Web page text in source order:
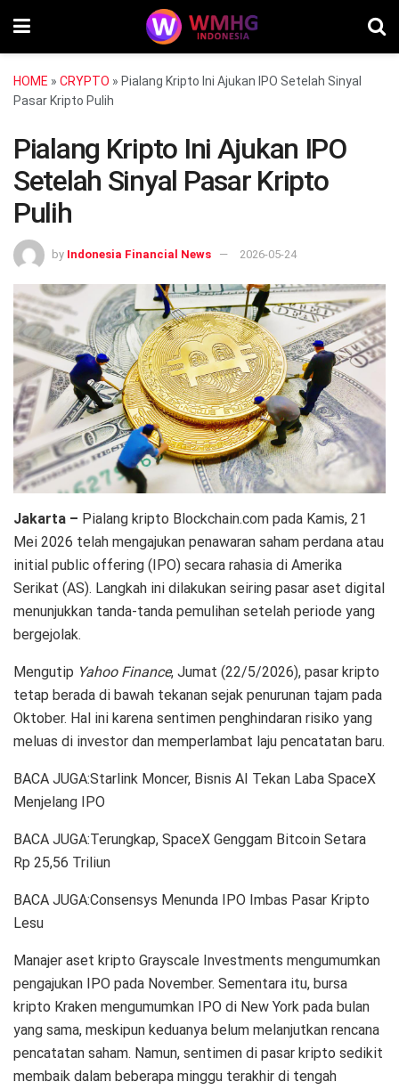
HOME » CRYPTO » Pialang Kripto Ini Ajukan IPO Setelah Sinyal
Pasar Kripto Pulih
Pialang Kripto Ini Ajukan IPO
Setelah Sinyal Pasar Kripto
Pulih
by Indonesia Financial News 2026-05-24
Jakarta – Pialang kripto Blockchain.com pada Kamis, 21
Mei 2026 telah mengajukan penawaran saham perdana atau
initial public offering (IPO) secara rahasia di Amerika
Serikat (AS). Langkah ini dilakukan seiring pasar aset digital
menunjukkan tanda-tanda pemulihan setelah periode yang
bergejolak.
Mengutip Yahoo Finance, Jumat (22/5/2026), pasar kripto
tetap berada di bawah tekanan sejak penurunan tajam pada
Oktober. Hal ini karena sentimen penghindaran risiko yang
meluas di investor dan memperlambat laju pencatatan baru.
BACA JUGA:Starlink Moncer, Bisnis AI Tekan Laba SpaceX
Menjelang IPO
BACA JUGA:Terungkap, SpaceX Genggam Bitcoin Setara
Rp 25,56 Triliun
BACA JUGA:Consensys Menunda IPO Imbas Pasar Kripto
Lesu
Manajer aset kripto Grayscale Investments mengumumkan
pengajukan IPO pada November. Sementara itu, bursa
kripto Kraken mengumumkan IPO di New York pada bulan
yang sama, meskipun keduanya belum melanjutkan rencana
pencatatan saham. Namun, sentimen di pasar kripto sedikit
membaik dalam beberapa minggu terakhir di tengah